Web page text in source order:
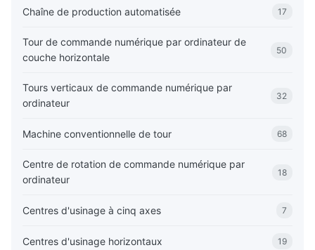
Chaîne de production automatisée 17
Tour de commande numérique par ordinateur de
couche horizontale
50
Tours verticaux de commande numérique par
ordinateur
32
Machine conventionnelle de tour 68
Centre de rotation de commande numérique par
ordinateur
18
Centres d'usinage à cinq axes 7
Centres d'usinage horizontaux 19